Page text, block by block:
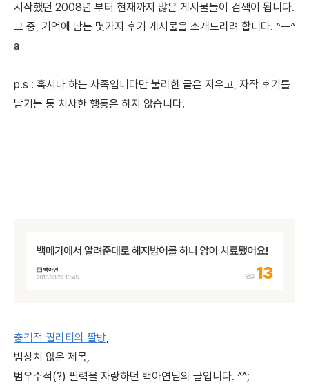
시작했던 2008년 부터 현재까지 많은 게시물들이 검색이 됩니다.
그 중, 기억에 남는 몇가지 후기 게시물을 소개드리려 합니다. ^ㅡ^
a
p.s : 혹시나 하는 사족입니다만 불리한 글은 지우고, 자작 후기를
남기는 둥 치사한 행동은 하지 않습니다.
충격적 퀄리티의 짤방
범상치 않은 제목,
범우주적(?) 필력을 자랑하던 백아연님의 글입니다. ^^;